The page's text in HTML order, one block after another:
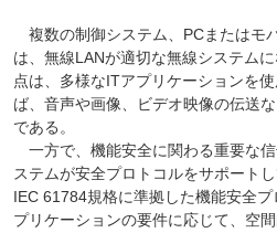
複数の制御システム、PCまたはモ
は、無線LANが適切な無線システム
点は、多様なITアプリケーションを
ば、音声や画像、ビデオ映像の伝送
である。
一方で、機能安全に関わる重要な
ステムが安全プロトコルをサポート
IEC 61784規格に準拠した機能安全
プリケーションの要件に応じて、空